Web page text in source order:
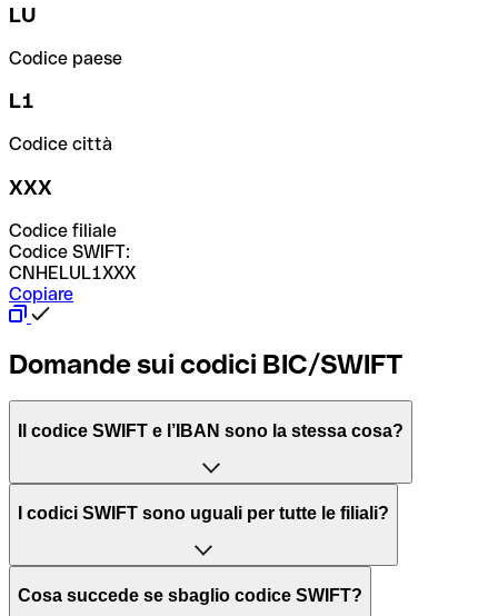
LU
Codice paese
L1
Codice città
XXX
Codice filiale
Codice SWIFT:
CNHELUL1XXX
Copiare
Domande sui codici BIC/SWIFT
Il codice SWIFT e l’IBAN sono la stessa cosa?
L'acronimo SWIFT sta per “Society for Worldwide
per l’elaborazione dei pagamenti tra diversi Paesi.
I codici SWIFT sono uguali per tutte le filiali?
Dipende dalle banche. In alcuni casi le banche utilizzano
Cosa succede se sbaglio codice SWIFT?